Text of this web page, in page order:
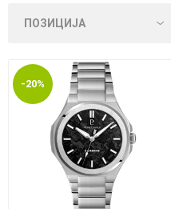
-20%